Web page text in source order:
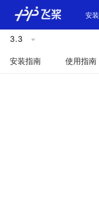
安装
3.3
安装指南 使用指南